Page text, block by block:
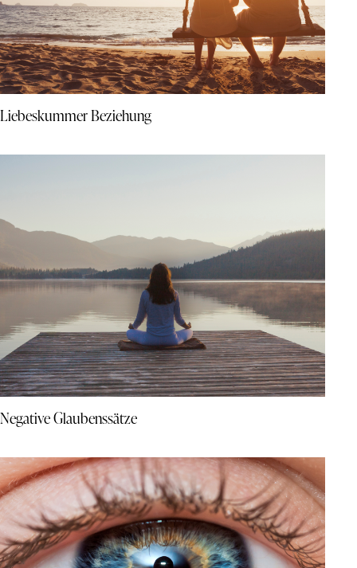
Liebeskummer Beziehung
Negative Glaubenssätze